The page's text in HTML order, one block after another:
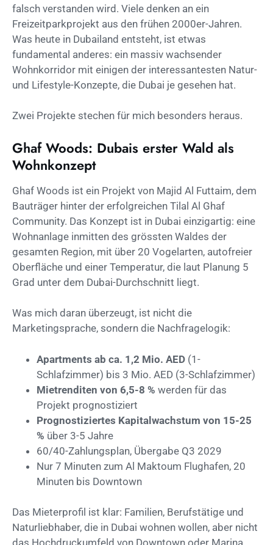
falsch verstanden wird. Viele denken an ein
Freizeitparkprojekt aus den frühen 2000er-Jahren.
Was heute in Dubailand entsteht, ist etwas
fundamental anderes: ein massiv wachsender
Wohnkorridor mit einigen der interessantesten Natur-
und Lifestyle-Konzepte, die Dubai je gesehen hat.
Zwei Projekte stechen für mich besonders heraus.
Ghaf Woods: Dubais erster Wald als
Wohnkonzept
Ghaf Woods ist ein Projekt von Majid Al Futtaim, dem
Bauträger hinter der erfolgreichen Tilal Al Ghaf
Community. Das Konzept ist in Dubai einzigartig: eine
Wohnanlage inmitten des grössten Waldes der
gesamten Region, mit über 20 Vogelarten, autofreier
Oberfläche und einer Temperatur, die laut Planung 5
Grad unter dem Dubai-Durchschnitt liegt.
Was mich daran überzeugt, ist nicht die
Marketingsprache, sondern die Nachfragelogik:
Apartments ab ca. 1,2 Mio. AED (1-
Schlafzimmer) bis 3 Mio. AED (3-Schlafzimmer)
Mietrenditen von 6,5-8 % werden für das
Projekt prognostiziert
Prognostiziertes Kapitalwachstum von 15-25
% über 3-5 Jahre
60/40-Zahlungsplan, Übergabe Q3 2029
Nur 7 Minuten zum Al Maktoum Flughafen, 20
Minuten bis Downtown
Das Mieterprofil ist klar: Familien, Berufstätige und
Naturliebhaber, die in Dubai wohnen wollen, aber nicht